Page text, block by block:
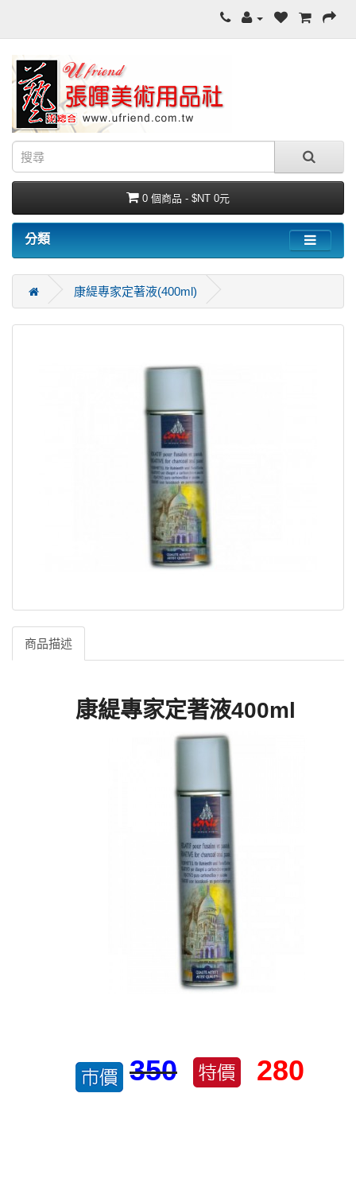
0 個商品 - $NT 0元
分類
康緹專家定著液(400ml)
商品描述
康緹專家定著液400ml
350 280